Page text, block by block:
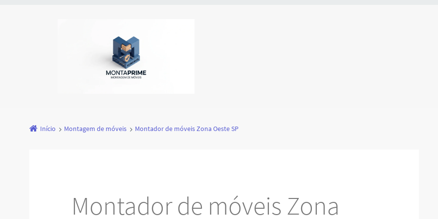
Início Montagem de móveis Montador de móveis Zona Oeste SP
Montador de móveis Zona